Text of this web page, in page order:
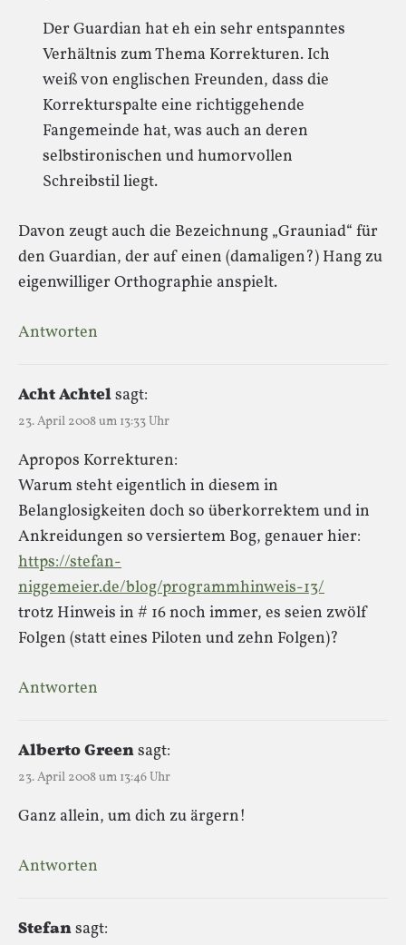
Der Guardian hat eh ein sehr entspanntes
Verhältnis zum Thema Korrekturen. Ich
weiß von englischen Freunden, dass die
Korrekturspalte eine richtiggehende
Fangemeinde hat, was auch an deren
selbstironischen und humorvollen
Schreibstil liegt.
Davon zeugt auch die Bezeichnung „Grauniad“ für
den Guardian, der auf einen (damaligen?) Hang zu
eigenwilliger Orthographie anspielt.
Antworten
Acht Achtelsagt:
23. April 2008 um 13:33 Uhr
Apropos Korrekturen:
Warum steht eigentlich in diesem in
Belanglosigkeiten doch so überkorrektem und in
Ankreidungen so versiertem Bog, genauer hier:
https://stefan-
niggemeier.de/blog/programmhinweis-13/
trotz Hinweis in # 16 noch immer, es seien zwölf
Folgen (statt eines Piloten und zehn Folgen)?
Antworten
Alberto Greensagt:
23. April 2008 um 13:46 Uhr
Ganz allein, um dich zu ärgern!
Antworten
Stefansagt: